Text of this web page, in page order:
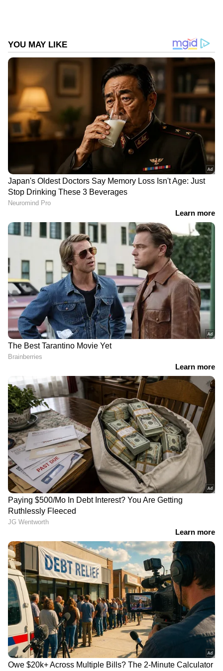
Related Articles
'മാസപ്പടിക്കേസിൽ പണം വിദേശ
അക്കൗണ്ടുകളിലേക്ക് കൈമാറി'; ഇഡിക്ക്
രാജ്യതലസ്ഥാനമായ ദില്ലിയിൽ ഒമ്പത്
ഭീകരരെ അറസ്റ്റ് ചെയ്ത് പൊലീസ്,
ഐഎസ്ഐ ബന്ധമെന്ന് ആരോപണം
DOWNLOAD APP
Kerala
News
അറിയാൻ എപ്പോഴും ഏഷ്യാനെറ്റ്
ന്യൂസ് വാർത്തകൾ.Malayalam News
തത്സമയ അപ്‌ഡേറ്റുകളും ആഴത്തിലുള്ള
വിശകലനവും സമഗ്രമായ റിപ്പോർട്ടിംഗും —
എല്ലാം ഒരൊറ്റ സ്ഥലത്ത്. ഏത് സമയത്തും,
എവിടെയും വിശ്വസനീയമായ വാർത്തകൾ
ലഭിക്കാൻAsianet News Malayalam
RECOMMENDED STORIES
അർജുൻ
ആയങ്കിയുണ്ടോ?
രാത്രിയിൽ സിപിഎം
ലോക്കൻ സെക്രട്ടറിയുടെ
വീട്ടിൽ പൊലീസ്;
പരിശോധന നടന്നത്
താൻ പ്രതിയെ
ഒളിപ്പിച്ചിട്ടില്ലെന്ന് അഡ്വ
ഡെലീറ്റ ടൈറ്റസ്; അർജുൻ
എത്തിയത് കീഴടങ്ങാനെന്ന്
പ്രതികരണം, പിടികൂടിയത്
അഭിഭാഷകയുടെ ഫ്ലാറ്റിൽ